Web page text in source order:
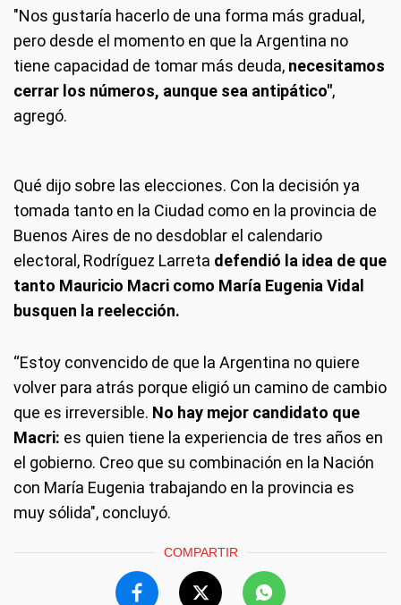
"Nos gustaría hacerlo de una forma más gradual,
pero desde el momento en que la Argentina no
tiene capacidad de tomar más deuda, necesitamos
cerrar los números, aunque sea antipático",
agregó.
Qué dijo sobre las elecciones. Con la decisión ya
tomada tanto en la Ciudad como en la provincia de
Buenos Aires de no desdoblar el calendario
electoral, Rodríguez Larreta defendió la idea de que
tanto Mauricio Macri como María Eugenia Vidal
busquen la reelección.
“Estoy convencido de que la Argentina no quiere
volver para atrás porque eligió un camino de cambio
que es irreversible. No hay mejor candidato que
Macri: es quien tiene la experiencia de tres años en
el gobierno. Creo que su combinación en la Nación
con María Eugenia trabajando en la provincia es
muy sólida", concluyó.
COMPARTIR